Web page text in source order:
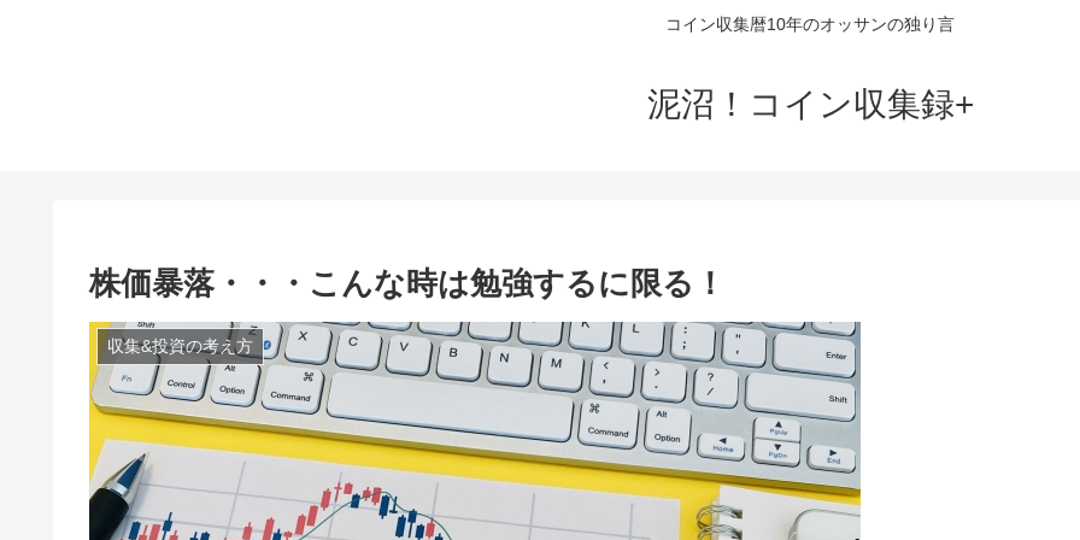
コイン収集暦10年のオッサンの独り言
泥沼！コイン収集録+
株価暴落・・・こんな時は勉強するに限る！
収集&投資の考え方